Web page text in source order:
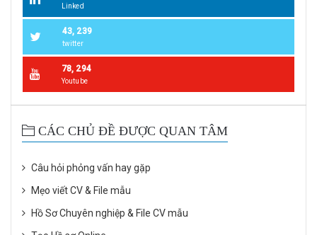
Linked
43, 239
twitter
78, 294
Youtube
CÁC CHỦ ĐỀ ĐƯỢC QUAN TÂM
Câu hỏi phỏng vấn hay gặp
Mẹo viết CV & File mẫu
Hồ Sơ Chuyên nghiệp & File CV mẫu